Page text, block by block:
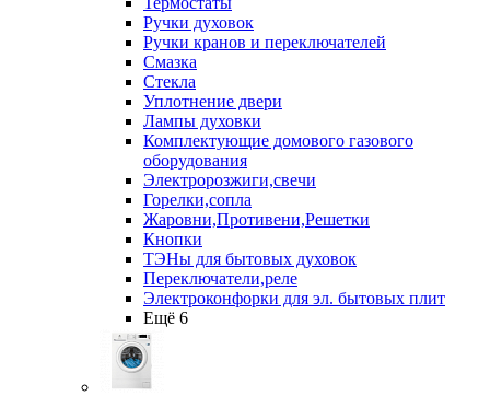
Ручки духовок
Ручки кранов и переключателей
Смазка
Стекла
Уплотнение двери
Лампы духовки
Комплектующие домового газового
оборудования
Электророзжиги,свечи
Горелки,сопла
Жаровни,Противени,Решетки
Кнопки
ТЭНы для бытовых духовок
Переключатели,реле
Электроконфорки для эл. бытовых плит
Ещё 6